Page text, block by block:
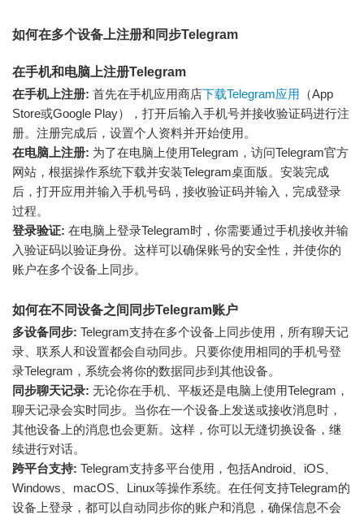
如何在多个设备上注册和同步Telegram
在手机和电脑上注册Telegram
在手机上注册: 首先在手机应用商店下载Telegram应用 （App
Store或Google Play），打开后输入手机号并接收验证码进行注
册。注册完成后，设置个人资料并开始使用。
在电脑上注册: 为了在电脑上使用Telegram，访问Telegram官方
网站，根据操作系统下载并安装Telegram桌面版。安装完成
后，打开应用并输入手机号码，接收验证码并输入，完成登录
过程。
登录验证: 在电脑上登录Telegram时，你需要通过手机接收并输
入验证码以验证身份。这样可以确保账号的安全性，并使你的
账户在多个设备上同步。
如何在不同设备之间同步Telegram账户
多设备同步: Telegram支持在多个设备上同步使用，所有聊天记
录、联系人和设置都会自动同步。只要你使用相同的手机号登
录Telegram，系统会将你的数据同步到其他设备。
同步聊天记录: 无论你在手机、平板还是电脑上使用Telegram，
聊天记录会实时同步。当你在一个设备上发送或接收消息时，
其他设备上的消息也会更新。这样，你可以无缝切换设备，继
续进行对话。
跨平台支持: Telegram支持多平台使用，包括Android、iOS、
Windows、macOS、Linux等操作系统。在任何支持Telegram的
设备上登录，都可以自动同步你的账户和消息，确保信息不会